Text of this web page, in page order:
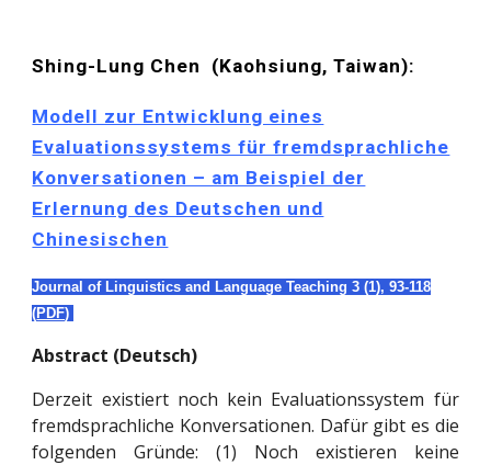
Shing-Lung Chen (Kaohsiung, Taiwan):
Modell zur Entwicklung eines
Evaluationssystems für fremdsprachliche
Konversationen – am Beispiel der
Erlernung des Deutschen und
Chinesischen
Journal of Linguistics and Language Teaching 3 (1),93-118
(PDF)
Abstract (Deutsch)
Derzeit existiert noch kein Evaluationssystem für
fremdsprachliche Konversationen. Dafür gibt es die
folgenden Gründe: (1) Noch existieren keine